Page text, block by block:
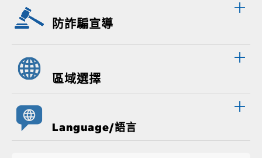
防詐騙宣導
區域選擇
Language/語言